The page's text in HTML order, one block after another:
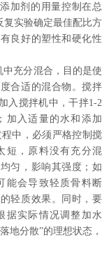
加剂的用量控制在总
复实验确定最佳配比方
良好的塑性和硬化性
充分混合，目的是使
合适的混合物。搅拌
入搅拌机中，干拌1-2
加入适量的水和添加
中，必须严格控制搅
短，原料没有充分混
匀，影响其强度；如
能会导致轻质骨料断
轻质效果。同时，要
据实际情况调整加水
地分散”的理想状态，